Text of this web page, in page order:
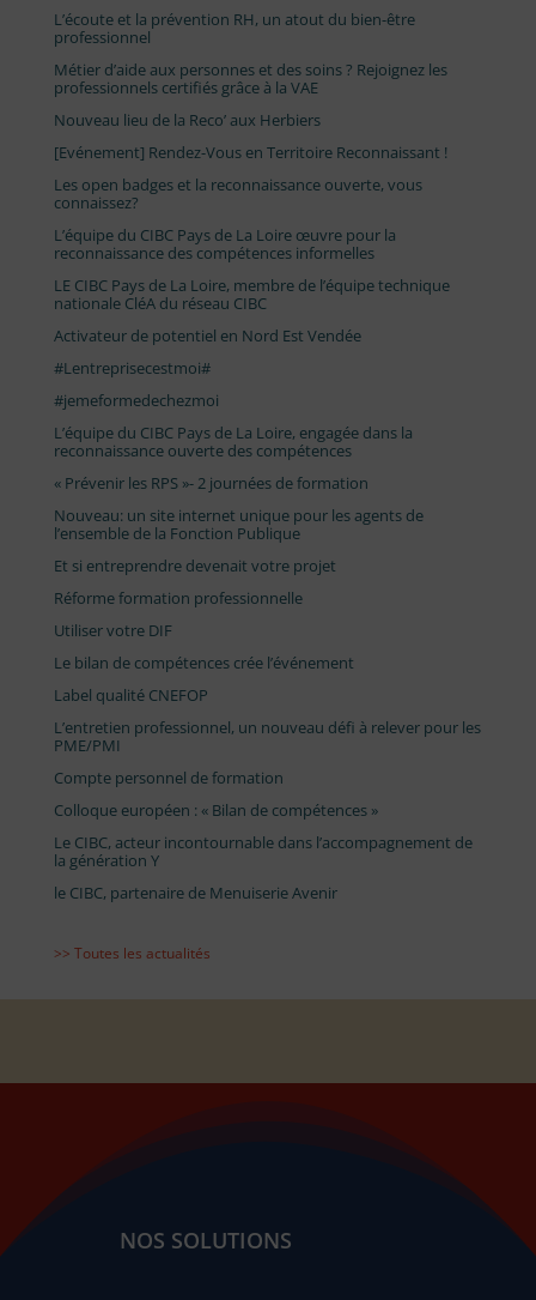
L’écoute et la prévention RH, un atout du bien-être
professionnel
Métier d’aide aux personnes et des soins ? Rejoignez les
professionnels certifiés grâce à la VAE
Nouveau lieu de la Reco’ aux Herbiers
[Evénement] Rendez-Vous en Territoire Reconnaissant !
Les open badges et la reconnaissance ouverte, vous
connaissez?
L’équipe du CIBC Pays de La Loire œuvre pour la
reconnaissance des compétences informelles
LE CIBC Pays de La Loire, membre de l’équipe technique
nationale CléA du réseau CIBC
Activateur de potentiel en Nord Est Vendée
#Lentreprisecestmoi#
#jemeformedechezmoi
L’équipe du CIBC Pays de La Loire, engagée dans la
reconnaissance ouverte des compétences
« Prévenir les RPS »- 2 journées de formation
Nouveau: un site internet unique pour les agents de
l’ensemble de la Fonction Publique
Et si entreprendre devenait votre projet
Réforme formation professionnelle
Utiliser votre DIF
Le bilan de compétences crée l’événement
Label qualité CNEFOP
L’entretien professionnel, un nouveau défi à relever pour les
PME/PMI
Compte personnel de formation
Colloque européen : « Bilan de compétences »
Le CIBC, acteur incontournable dans l’accompagnement de
la génération Y
le CIBC, partenaire de Menuiserie Avenir
>> Toutes les actualités
NOS SOLUTIONS